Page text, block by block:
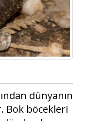
dünyanın
Bok böcekleri